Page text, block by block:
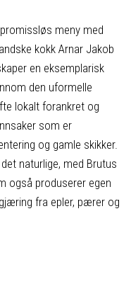
meny med
kokk Arnar Jakob
en eksemplarisk
den uformelle
lokalt forankret og
som er
og gamle skikker.
naturlige, med Brutus
også produserer egen
fra epler, pærer og